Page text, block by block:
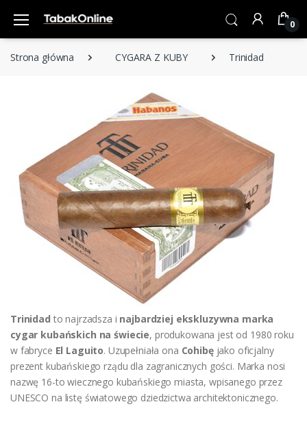
0
Strona główna CYGARA Z KUBY Trinidad
Trinidad to najrzadsza i najbardziej ekskluzywna marka
cygar kubańskich na świecie, produkowana jest od 1980 roku
w fabryce El Laguito. Uzupełniała ona Cohibęjako oficjalny
prezent kubańskiego rządu dla zagranicznych gości. Marka nosi
nazwę 16-to wiecznego kubańskiego miasta, wpisanego przez
UNESCO na listę światowego dziedzictwa architektonicznego.